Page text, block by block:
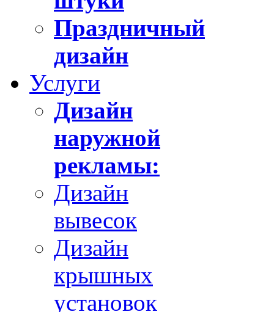
Праздничный
дизайн
Услуги
Дизайн
наружной
рекламы:
Дизайн
вывесок
Дизайн
крышных
установок